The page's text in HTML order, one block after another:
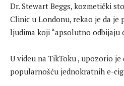
Dr. Stewart Beggs, kozmetički
Clinic u Londonu, rekao je da je
ljudima koji “apsolutno odbijaju
U videu na TikToku , upozorio
popularnošću jednokratnih e-